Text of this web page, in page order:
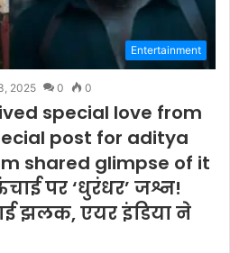
Entertainment
2025 0 0
special love from
post for aditya
shared glimpse of it
पर ‘धुरंधर’ जश्न!
झलक, एयर इंडिया ने